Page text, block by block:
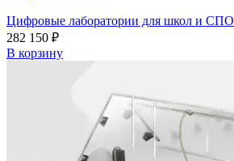
Цифровые лаборатории для школ и СПО
282 150 ₽
В корзину